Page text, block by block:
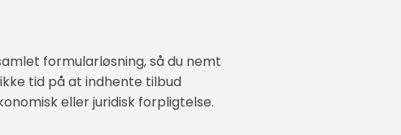
formularløsning, så du nemt
tid på at indhente tilbud
eller juridisk forpligtelse.